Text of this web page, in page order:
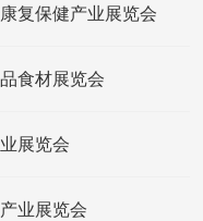
复保健产业展览会
食材展览会
展览会
业展览会